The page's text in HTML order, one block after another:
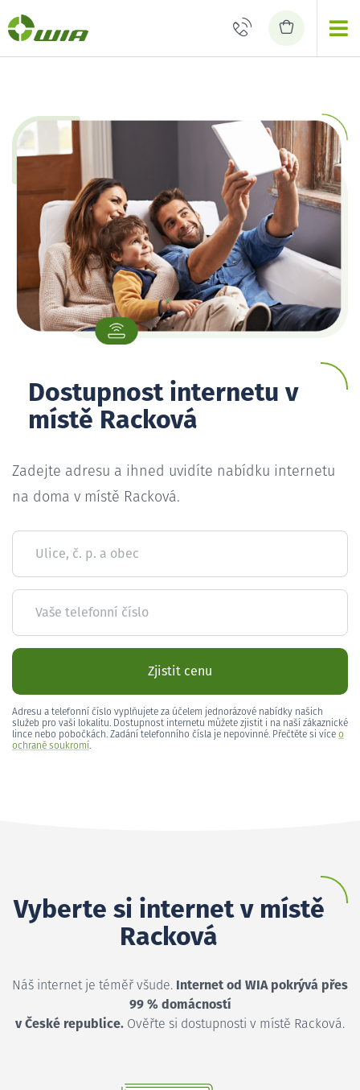
Dostupnost internetu v
místě Racková
Zadejte adresu a ihned uvidíte nabídku internetu
na doma v místě Racková.
Ulice, č. p. a obec
Vaše telefonní číslo
Zjistit cenu
Adresu a telefonní číslo vyplňujete za účelem jednorázové nabídky našich
služeb pro vaši lokalitu. Dostupnost internetu můžete zjistit i na naší zákaznické
lince nebo pobočkách. Zadání telefonního čísla je nepovinné. Přečtěte si více o
ochraně soukromí.
Vyberte si internet v místě
Racková
Náš internet je téměř všude. Internet od WIA pokrývá přes
99 % domácností
v České republice. Ověřte si dostupnosti v místě Racková.